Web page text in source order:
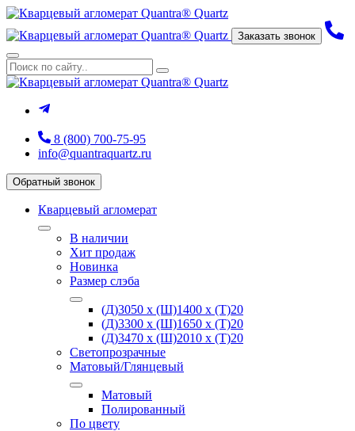
Заказать звонок
8 (800) 700-75-95
info@quantraquartz.ru
Обратный звонок
Кварцевый агломерат
В наличии
Хит продаж
Новинка
Размер слэба
(Д)3050 х (Ш)1400 х (Т)20
(Д)3300 х (Ш)1650 х (Т)20
(Д)3470 х (Ш)2010 х (Т)20
Светопрозрачные
Матовый/Глянцевый
Матовый
Полированный
По цвету